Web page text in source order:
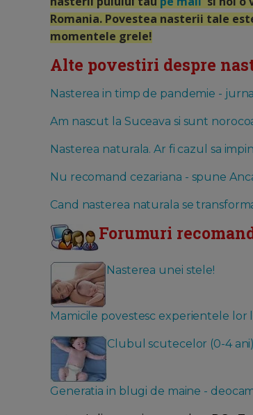
Romania. Povestea nasterii tale
momentele grele!
Alte povestiri despre
Nasterea in timp de pandemie -
Am nascut la Suceava si sunt
Nasterea naturala. Ar fi cazul sa
Nu recomand cezariana - spune
Cand nasterea naturala se
Forumuri
Nasterea unei stele!
Mamicile povestesc experientele lor
Clubul scutecelor (0-4 ani)
Generatia in blugi de maine -